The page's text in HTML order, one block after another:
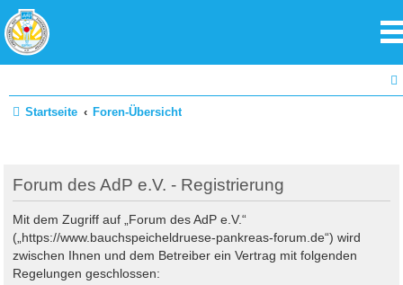
Startseite Foren-Übersicht
Forum des AdP e.V. - Registrierung
Mit dem Zugriff auf „Forum des AdP e.V.“
(„https://www.bauchspeicheldruese-pankreas-forum.de“) wird
zwischen Ihnen und dem Betreiber ein Vertrag mit folgenden
Regelungen geschlossen: